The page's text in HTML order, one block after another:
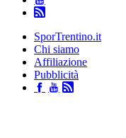
SporTrentino.it
Chi siamo
Affiliazione
Pubblicità